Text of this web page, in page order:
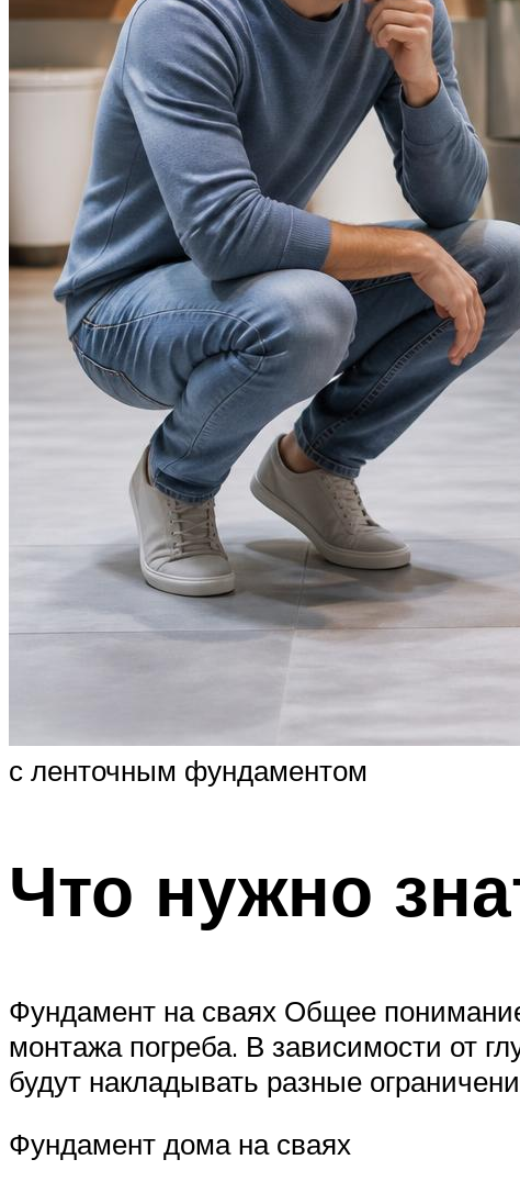
с ленточным фундаментом
Что нужно
Фундамент на сваях Общее
монтажа погреба. В зависимости от
будут накладывать разные
Фундамент дома на сваях